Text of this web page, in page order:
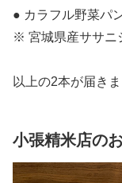
● カラフル野菜パ
※ 宮城県産ササニ
以上の2本が届きま
小張精米店の